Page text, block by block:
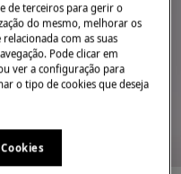
de terceiros para gerir o
do mesmo, melhorar os
com as suas
Pode clicar em
ver a configuração para
o tipo de cookies que deseja